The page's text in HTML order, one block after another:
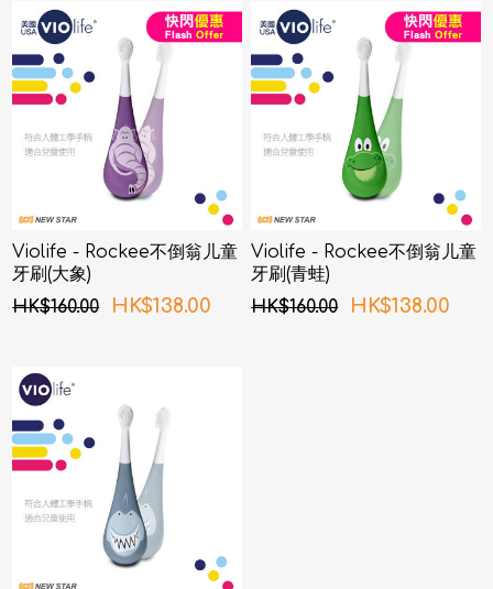
Violife - Rockee不倒翁儿童
牙刷(大象)
HK$160.00
HK$138.00
Violife - Rockee不倒翁儿童
牙刷(青蛙)
HK$160.00
HK$138.00